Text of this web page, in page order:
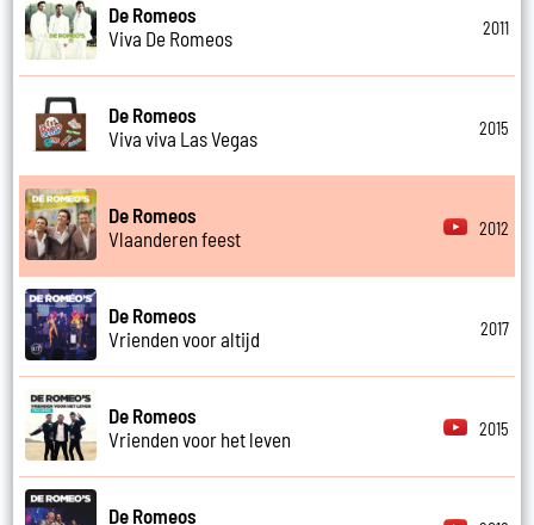
De Romeos
Viva De Romeos
2011
De Romeos
Viva viva Las Vegas
2015
De Romeos
Vlaanderen feest
2012
De Romeos
Vrienden voor altijd
2017
De Romeos
Vrienden voor het leven
2015
De Romeos